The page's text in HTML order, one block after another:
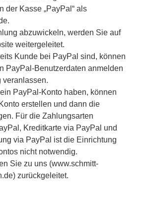
der Kasse „PayPal“ als
abzuwickeln, werden Sie auf
weitergeleitet.
Kunde bei PayPal sind, können
PayPal-Benutzerdaten anmelden
veranlassen.
PayPal-Konto haben, können
erstellen und dann die
Für die Zahlungsarten
Kreditkarte via PayPal und
via PayPal ist die Einrichtung
nicht notwendig.
Sie zu uns (www.schmitt-
zurückgeleitet.